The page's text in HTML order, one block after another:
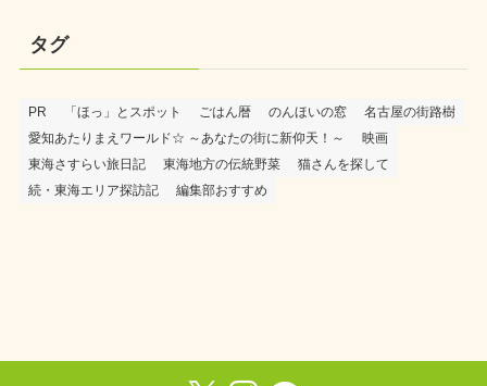
タグ
PR 「ほっ」とスポット ごはん暦 のんほいの窓
名古屋の街路樹
愛知あたりまえワールド☆ ～あなたの街に新仰天！～
映画
東海さすらい旅日記
東海地方の伝統野菜
猫さんを探して
続・東海エリア探訪記
編集部おすすめ